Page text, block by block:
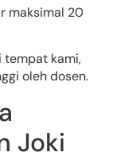
maksimal 20
tempat kami,
oleh dosen.
Joki